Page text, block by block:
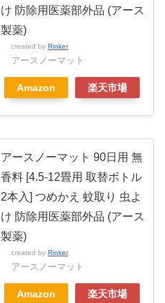
け 防除用医薬部外品 (アース
製薬)
created by Rinker
アースノーマット
Amazon 楽天市場
アースノーマット 90日用 無
香料 [4.5-12畳用 取替ボトル
2本入] つめかえ 蚊取り 虫よ
け 防除用医薬部外品 (アース
製薬)
created by Rinker
アースノーマット
Amazon 楽天市場